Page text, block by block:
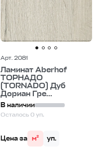
Арт. 2081
Ламинат Aberhof
ТОРНАДО
(TORNADO) Дуб
Дориан Гре...
В наличии
Осталось 0 уп.
Цена за м² уп.